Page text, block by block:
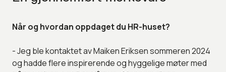
Når og hvordan oppdaget du HR-huset?
- Jeg ble kontaktet av Maiken Eriksen sommeren 2024
og hadde flere inspirerende og hyggelige møter med